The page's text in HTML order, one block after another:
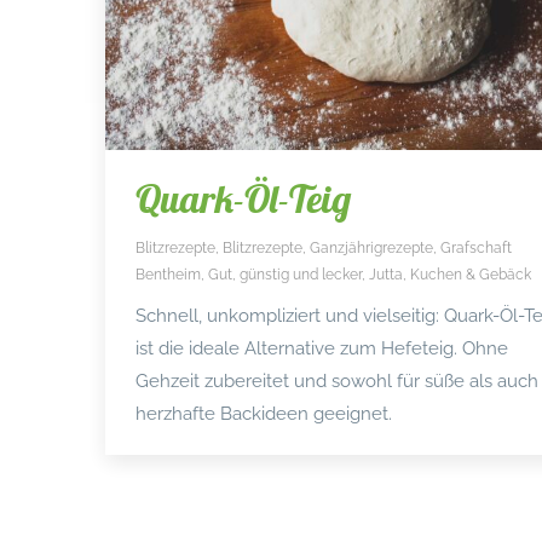
Quark-Öl-Teig
Blitzrezepte, Blitzrezepte, Ganzjährigrezepte, Grafschaft
Bentheim, Gut, günstig und lecker, Jutta, Kuchen & Gebäck
Schnell, unkompliziert und vielseitig: Quark-Öl-
ist die ideale Alternative zum Hefeteig. Ohne
Gehzeit zubereitet und sowohl für süße als auch
herzhafte Backideen geeignet.